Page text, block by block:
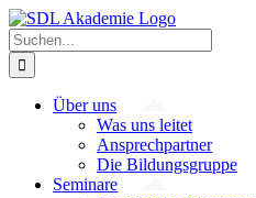
Zum
Inhalt
springen
Suche
nach:
Über uns
Was uns leitet
Ansprechpartner
Die Bildungsgruppe
Seminare